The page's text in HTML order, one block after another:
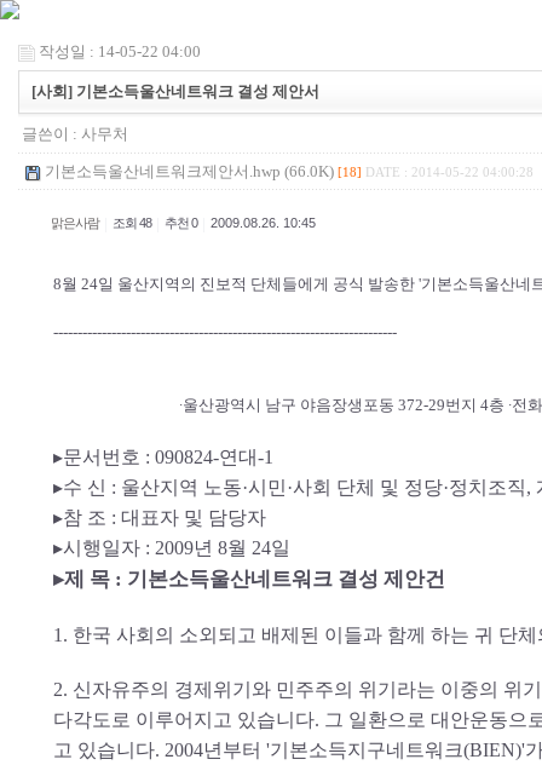
작성일 : 14-05-22 04:00
[사회] 기본소득울산네트워크 결성 제안서
글쓴이 : 사무처
기본소득울산네트워크제안서.hwp (66.0K) [18] DATE : 2014-05-22 04:00:28
맑은사람 조회 48 추천 0 2009.08.26. 10:45
8월 24일 울산지역의 진보적 단체들에게 공식 발송한 '기본소득울산네
-----------------------------------------------------------------------
∙울산광역시 남구 야음장생포동 372-29번지 4층 ∙전
▸문서번호 : 090824-연대-1
▸수 신 : 울산지역 노동·시민·사회 단체 및 정당·정치조직,
▸참 조 : 대표자 및 담당자
▸시행일자 : 2009년 8월 24일
▸제 목 : 기본소득울산네트워크 결성 제안건
1. 한국 사회의 소외되고 배제된 이들과 함께 하는 귀 단
2. 신자유주의 경제위기와 민주주의 위기라는 이중의 위
다각도로 이루어지고 있습니다. 그 일환으로 대안운동으
고 있습니다. 2004년부터 '기본소득지구네트워크(BIEN)'